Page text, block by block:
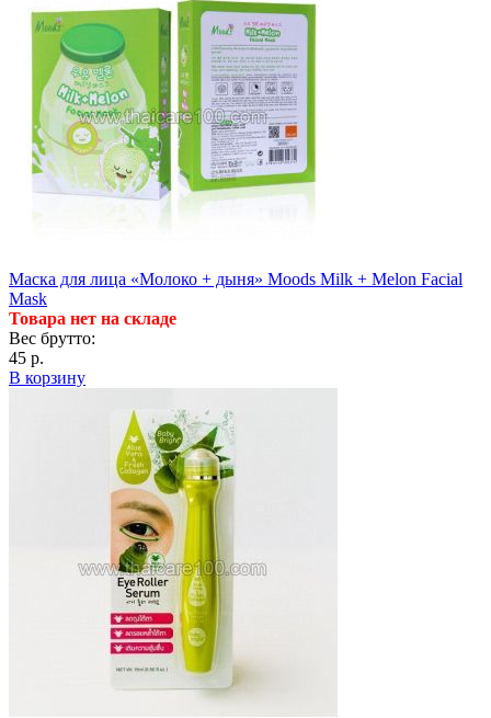
Маска для лица «Молоко + дыня» Moods Milk + Melon Facial
Mask
Товара нет на складе
Вес брутто:
45 р.
В корзину